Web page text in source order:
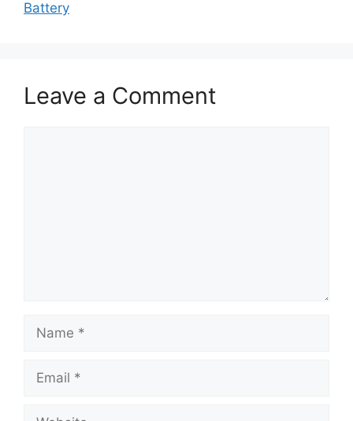
Battery
Leave a Comment
Name
Email
Website